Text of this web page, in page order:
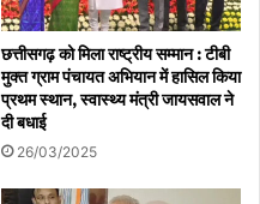
छत्तीसगढ़ को मिला राष्ट्रीय सम्मान : टीबी
मुक्त ग्राम पंचायत अभियान में हासिल किया
प्रथम स्थान, स्वास्थ्य मंत्री जायसवाल ने
दी बधाई
26/03/2025